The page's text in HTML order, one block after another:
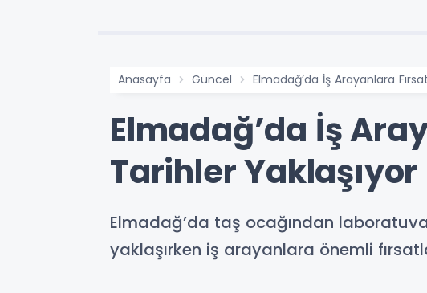
Anasayfa Güncel Elmadağ’da İş Arayanlara
Elmadağ’da İş
Tarihler Yaklaşıyor
Elmadağ’da taş ocağından
yaklaşırken iş arayanlara önemli